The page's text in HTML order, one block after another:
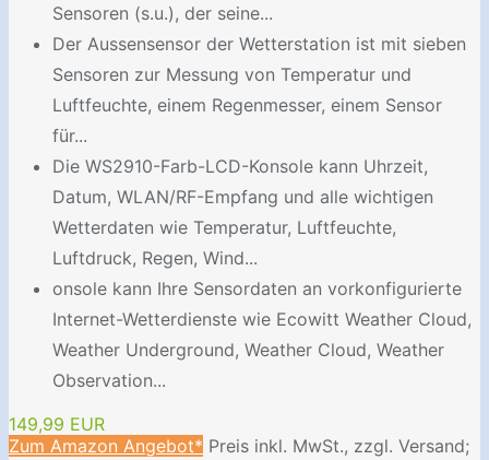
Sensoren (s.u.), der seine...
Der Aussensensor der Wetterstation ist mit sieben
Sensoren zur Messung von Temperatur und
Luftfeuchte, einem Regenmesser, einem Sensor
für...
Die WS2910-Farb-LCD-Konsole kann Uhrzeit,
Datum, WLAN/RF-Empfang und alle wichtigen
Wetterdaten wie Temperatur, Luftfeuchte,
Luftdruck, Regen, Wind...
onsole kann Ihre Sensordaten an vorkonfigurierte
Internet-Wetterdienste wie Ecowitt Weather Cloud,
Weather Underground, Weather Cloud, Weather
Observation...
149,99 EUR
Zum Amazon Angebot* Preis inkl. MwSt., zzgl. Versand;